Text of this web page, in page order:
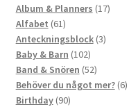
produkter
Album & Planners 1717
Alfabet 6161
produkter
Anteckningsblock 33
Baby & Barn 102102
produkter
Band & Snören 5252
produkter
Behöver du något mer? 66
Birthday 9090